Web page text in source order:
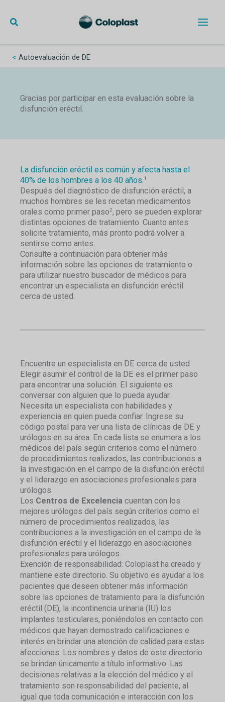
content
Autoevaluación de DE
Gracias por participar en esta evaluación sobre la
disfunción eréctil.
La disfunción eréctil es común y afecta hasta el
40% de los hombres a los 40 años.1
Después del diagnóstico de disfunción eréctil, a
muchos hombres se les recetan medicamentos
orales como primer paso2, pero se pueden explorar
distintas opciones de tratamiento. Cuanto antes
solicite tratamiento, más pronto podrá volver a
sentirse como antes.
Consulte a continuación para obtener más
información sobre las opciones de tratamiento o
para utilizar nuestro buscador de médicos para
encontrar un especialista en disfunción eréctil
cerca de usted.
Encuentre un especialista en DE cerca de usted
Elegir asumir el control de la DE es el primer paso
para encontrar una solución. El siguiente es
conversar con alguien que lo pueda ayudar.
Necesita un especialista con habilidades y
experiencia en quien pueda confiar. Ingrese su
código postal para ver una lista de clínicas de DE y
urólogos en su área. En cada lista se enumera a los
médicos del país según criterios como el número
de procedimientos realizados, las contribuciones a
la investigación en el campo de la disfunción eréctil
y el liderazgo en asociaciones profesionales para
urólogos.
Los Centros de Excelencia cuentan con los
mejores urólogos del país según criterios como el
número de procedimientos realizados, las
contribuciones a la investigación en el campo de la
disfunción eréctil y el liderazgo en asociaciones
profesionales para urólogos.
Exención de responsabilidad: Coloplast ha creado y
mantiene este directorio. Su objetivo es ayudar a los
pacientes que deseen obtener más información
sobre las opciones de tratamiento para la disfunción
eréctil (DE), la incontinencia urinaria (IU) los
implantes testiculares, poniéndolos en contacto con
médicos que hayan demostrado calificaciones e
interés en brindar una atención de calidad para estas
afecciones. Los nombres y datos de este directorio
se brindan únicamente a título informativo. Las
decisiones relativas a la elección del médico y el
tratamiento son responsabilidad del paciente, al
igual que toda comunicación e interacción con los